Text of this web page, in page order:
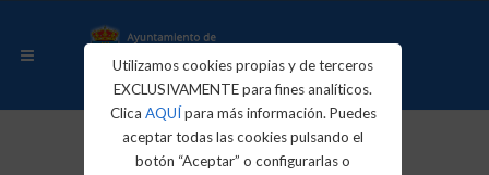
Utilizamos cookies propias y de terceros
EXCLUSIVAMENTE para fines analíticos.
Clica AQUÍ para más información. Puedes
aceptar todas las cookies pulsando el
botón “Aceptar” o configurarlas o
Inicio Farmacias